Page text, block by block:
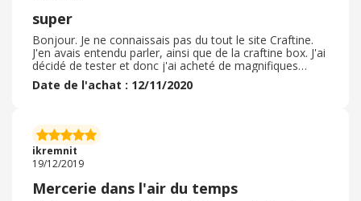
super
Bonjour. Je ne connaissais pas du tout le site Craftine.
J'en avais entendu parler, ainsi que de la craftine box. J'ai
décidé de tester et donc j'ai acheté de magnifiques
tissus. Quelle belle découverte! Je ne connaissais pas et
je n'ai vraiment pas été déçue. Site que je conseille et
promotions à ne rater sous aucun prétexte. Attention
cependant les coupes sont justes si vous désirez 1m je
vous conseille 1m10,
Date de l'achat : 12/11/2020
ikremnit
19/12/2019
Mercerie dans l'air du temps